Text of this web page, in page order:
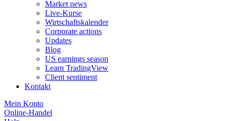
Market news
Live-Kurse
Wirtschaftskalender
Corporate actions
Updates
Blog
US earnings season
Learn TradingView
Client sentiment
Kontakt
Mein Konto
Online-Handel